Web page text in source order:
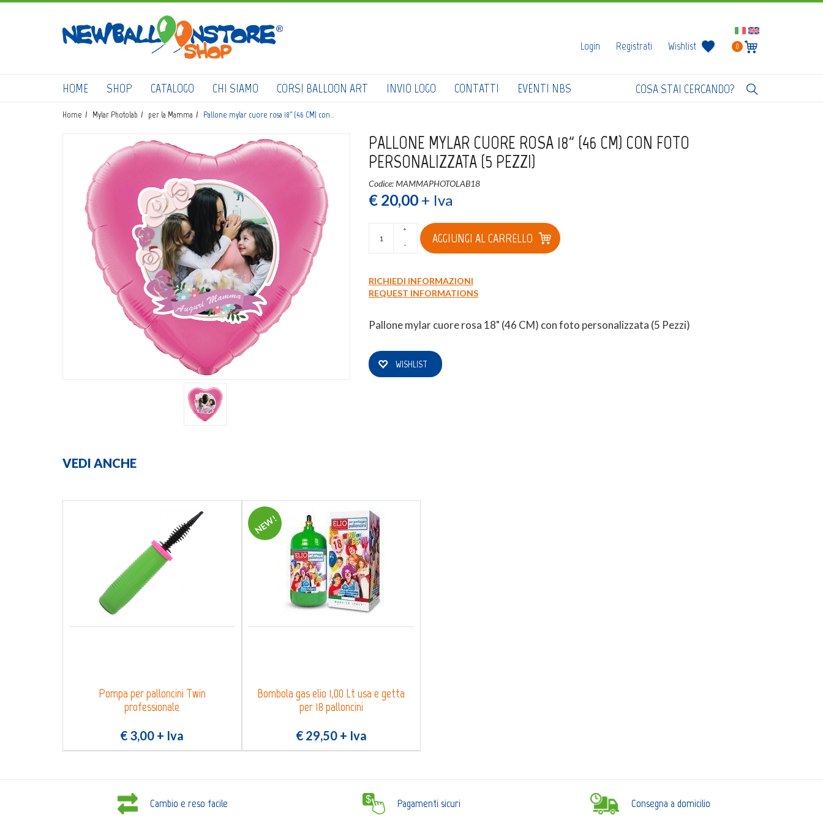
CATALOGO
CORSI BALLOON ART
INVIO LOGO
CONTATTI
0
Login Registrati Wishlist 0
HOME SHOP CATALOGO CHI SIAMO CORSI BALLOON ART INVIO LOGO CONTATTI EVENTI NBS
Home Mylar Photolab per la Mamma Pallone mylar cuore rosa 18" (46 CM) con…
PALLONE MYLAR CUORE ROSA 18" (46 CM) CON FOTO
PERSONALIZZATA (5 PEZZI)
Codice: MAMMAPHOTOLAB18
€ 20,00 + Iva
+
- AGGIUNGI AL CARRELLO
RICHIEDI INFORMAZIONI
REQUEST INFORMATIONS
Pallone mylar cuore rosa 18" (46 CM) con foto personalizzata (5 Pezzi)
WISHLIST
VEDI ANCHE
Pompa per palloncini Twin
professionale
€ 3,00 + Iva
NEW!
Bombola gas elio 1,00 Lt usa e getta
per 18 palloncini
€ 29,50+ Iva
Cambio e reso facile Pagamenti sicuri Consegna a domicilio